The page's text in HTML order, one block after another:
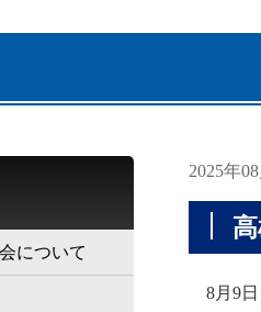
2025年
8月9日
について